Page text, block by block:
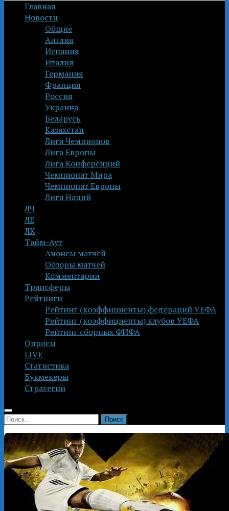
Главная
Новости
Общие
Англия
Испания
Италия
Германия
Франция
Россия
Украина
Беларусь
Казахстан
Лига Чемпионов
Лига Европы
Лига Конференций
Чемпионат Мира
Чемпионат Европы
Лига Наций
ЛЧ
ЛЕ
ЛК
Тайм-Аут
Анонсы матчей
Обзоры матчей
Комментарии
Трансферы
Рейтинги
Рейтинг (коэффициенты) федераций УЕФА
Рейтинг (коэффициенты) клубов УЕФА
Рейтинг сборных ФИФА
Опросы
LIVE
Статистика
Букмекеры
Стратегии
Найти: